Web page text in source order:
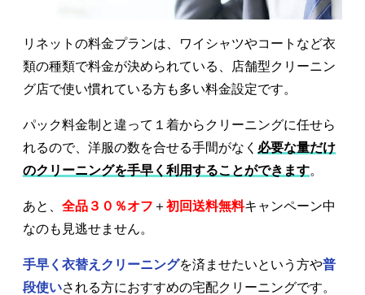
リネットの料金プランは、ワイシャツやコートなど衣
類の種類で料金が決められている、店舗型クリーニン
グ店で使い慣れている方も多い料金設定です。
パック料金制と違って１着からクリーニングに任せら
れるので、洋服の数を合せる手間がなく 必要な量だけ
のクリーニングを手早く利用することができます。
あと、 全品３０％オフ ＋初回送料無料キャンペーン中
なのも見逃せません。
手早く衣替えクリーニングを済ませたいという方や普
段使いされる方におすすめの宅配クリーニングです。